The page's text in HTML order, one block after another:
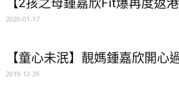
【2孩之母鍾嘉欣Fit爆再度返
2020-01-17
【童心未泯】靚媽鍾嘉欣開心
2019-12-29